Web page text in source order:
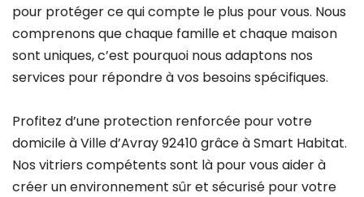
pour protéger ce qui compte le plus pour vous. Nous
comprenons que chaque famille et chaque maison
sont uniques, c’est pourquoi nous adaptons nos
services pour répondre à vos besoins spécifiques.
Profitez d’une protection renforcée pour votre
domicile à Ville d’Avray 92410 grâce à Smart Habitat.
Nos vitriers compétents sont là pour vous aider à
créer un environnement sûr et sécurisé pour votre